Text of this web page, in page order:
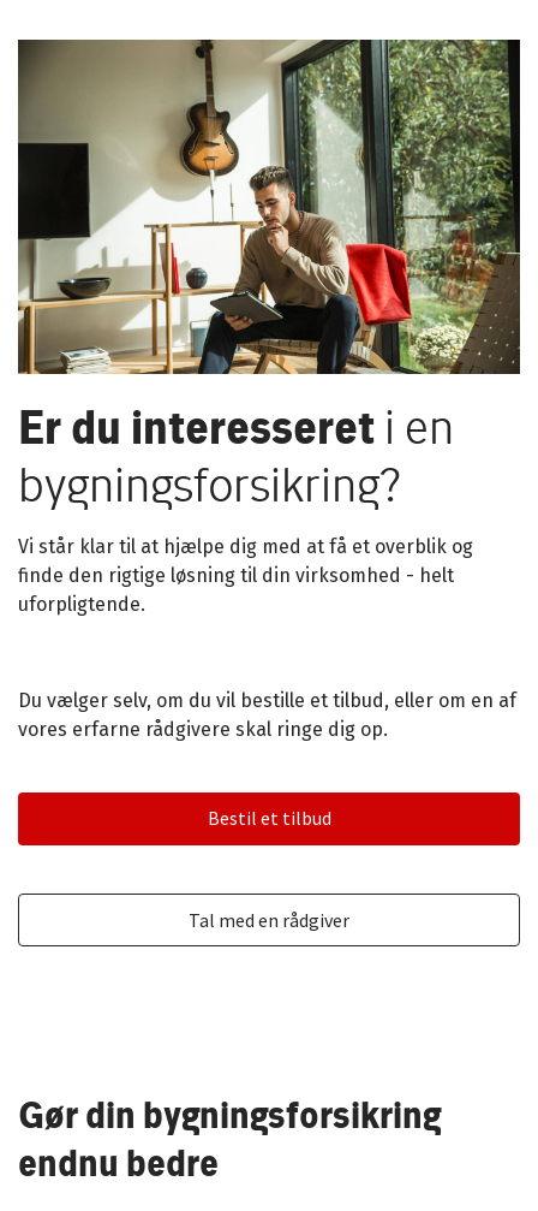
Er du interesseret i en
bygningsforsikring?
Vi står klar til at hjælpe dig med at få et overblik og
finde den rigtige løsning til din virksomhed - helt
uforpligtende.
Du vælger selv, om du vil bestille et tilbud, eller om en af
vores erfarne rådgivere skal ringe dig op.
Bestil et tilbud
Tal med en rådgiver
Gør din bygningsforsikring
endnu bedre